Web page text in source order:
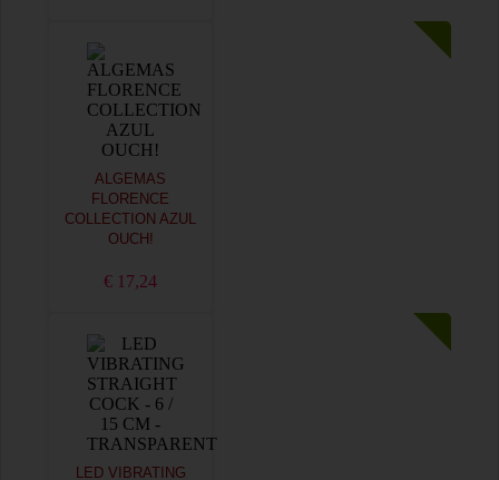
ALGEMAS
FLORENCE
COLLECTION AZUL
OUCH!
€ 17,24
LED VIBRATING